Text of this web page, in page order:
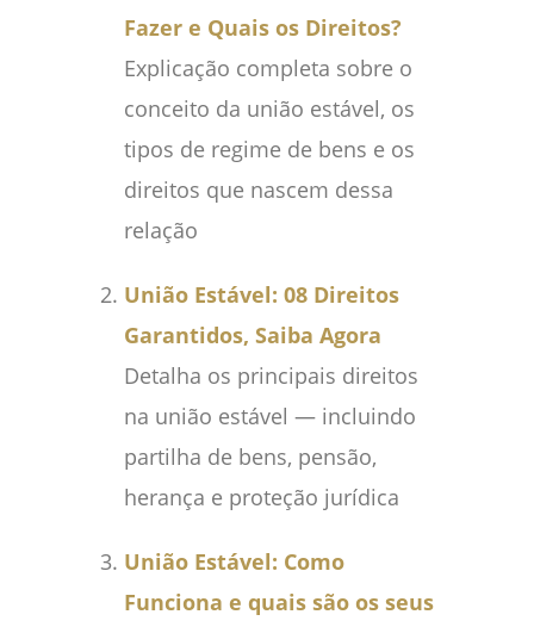
Fazer e Quais os Direitos?
Explicação completa sobre o
conceito da união estável, os
tipos de regime de bens e os
direitos que nascem dessa
relação
União Estável: 08 Direitos
Garantidos, Saiba Agora
Detalha os principais direitos
na união estável — incluindo
partilha de bens, pensão,
herança e proteção jurídica
União Estável: Como
Funciona e quais são os seus